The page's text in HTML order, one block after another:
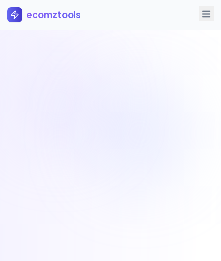
Pular para o conteúdo principal
ecomztools